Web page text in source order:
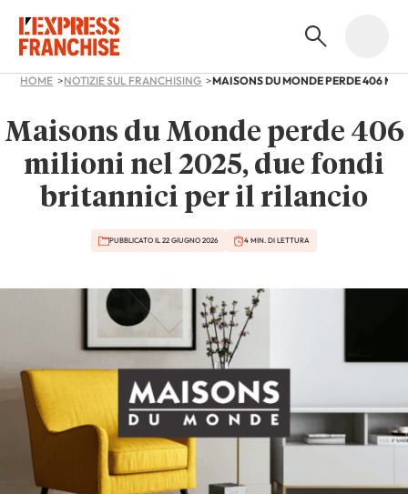
HOME NOTIZIE SUL FRANCHISING
Maisons du Monde perde 406
milioni nel 2025, due fondi
britannici per il rilancio
PUBBLICATO IL 22 GIUGNO 2026 4 MIN. DI LETTURA